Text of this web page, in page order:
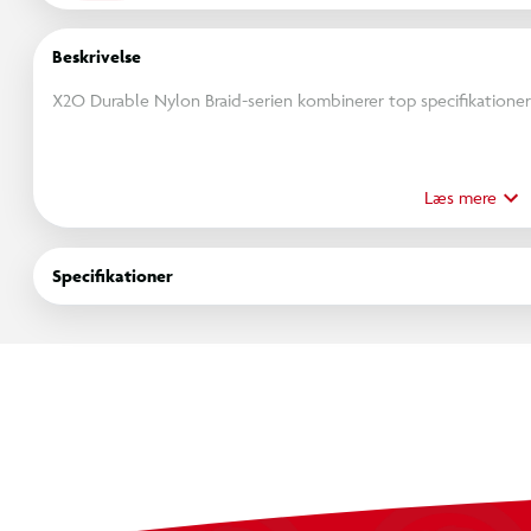
Beskrivelse
X2O Durable Nylon Braid-serien kombinerer top
stik med ekstra lang bøjningsbeskyttelse og nikkelbelægning
frakobling.
Kablerne er USB 2.0-standard.
Læs mere
Specifikationer